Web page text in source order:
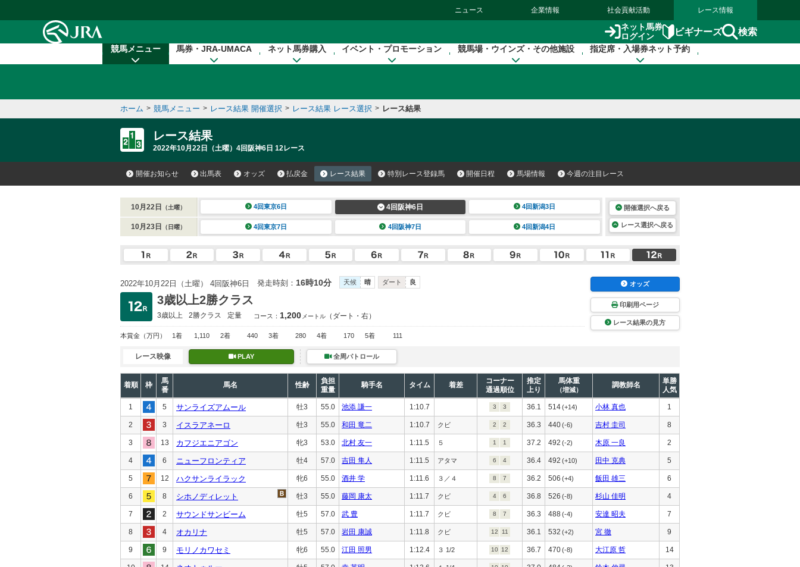
ニュース 企業情報 社会貢献活動 レース情報
ネット馬券
ログイン
ビギナーズ 検索
競馬メニュー 馬券・JRA-UMACA ネット馬券購入 イベント・プロモーション 競馬場・ウインズ・その他施設 指定席・入場券ネット予約
ホーム > 競馬メニュー > レース結果 開催選択 > レース結果 レース選択 > レース結果
レース結果
2022年10月22日（土曜）4回阪神6日 12レース
開催お知らせ 出馬表 オッズ 払戻金 レース結果 特別レース登録馬 開催日程 馬場情報 今週の注目レース
10月22日 （土曜） 4回東京6日 4回阪神6日 4回新潟3日
10月23日 （日曜） 4回東京7日 4回阪神7日 4回新潟4日
開催選択へ戻る
レース選択へ戻る
2022年10月22日（土曜） 4回阪神6日 発走時刻： 16時10分 天候 晴 ダート 良
3歳以上2勝クラス
3歳以上 2勝クラス 定量 コース： 1,200 メートル （ダート・右）
本賞金 （万円） 1着 1,110 2着 440 3着 280 4着 170 5着 111
オッズ
印刷用ページ
レース結果の見方
レース映像 PLAY 全周パトロール
着順 枠
馬
番
馬名 性齢
負担
重量
騎手名 タイム 着差
コーナー
通過順位
推定
上り
馬体重
（増減）
調教師名
単勝
人気
1 5 サンライズアムール 牡3 55.0 池添 謙一 1:10.7 3 3 36.1 514(+14) 小林 真也 1
2 3 イスラアネーロ 牡3 55.0 和田 竜二 1:10.7 クビ 2 2 36.3 440(-6) 吉村 圭司 8
3 13 カフジエニアゴン 牝3 53.0 北村 友一 1:11.5 ５ 1 1 37.2 492 (-2) 木原 一良 2
4 6 ニューフロンティア 牡4 57.0 吉田 隼人 1:11.5 アタマ 6 4 36.4 492 (+10) 田中 克典 5
5 12 ハクサンライラック 牝6 55.0 酒井 学 1:11.6 ３／４ 8 7 36.2 506 (+4) 飯田 雄三 6
6 8 シホノディレット 牡3 55.0 藤岡 康太 1:11.7 クビ 4 6 36.8 526 (-8) 杉山 佳明 4
7 2 サウンドサンビーム 牡5 57.0 武 豊 1:11.7 クビ 8 7 36.3 488(-4) 安達 昭夫 7
8 4 オカリナ 牡5 57.0 岩田 康誠 1:11.8 クビ 12 11 36.1 532 (+2) 宮 徹 9
9 9 モリノカワセミ 牝6 55.0 江田 照男 1:12.4 ３ 1/2 10 12 36.7 470(-8) 大江原 哲 14